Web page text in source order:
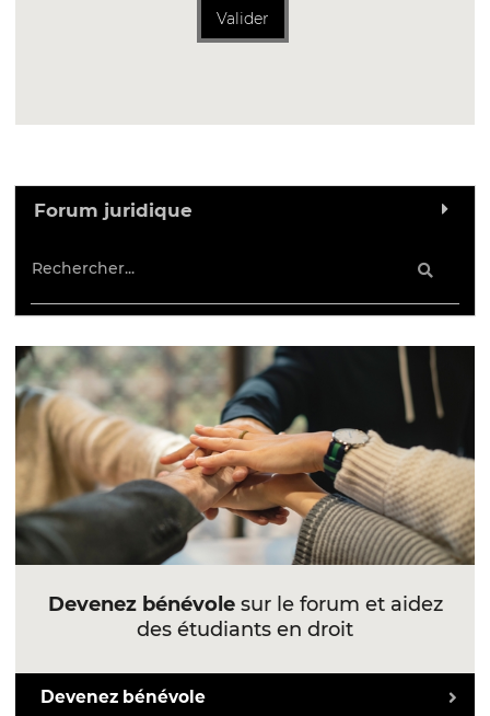
Valider
Forum juridique
Devenez bénévolesur le forum et aidez
des étudiants en droit
Devenez bénévole